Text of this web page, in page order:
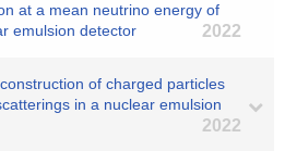
at a mean neutrino energy of
emulsion detector
2022
of charged particles
in a nuclear emulsion
2022